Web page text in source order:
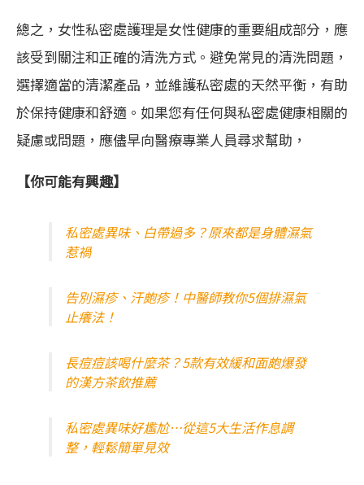
總之，女性私密處護理是女性健康的重要組成部分，應
該受到關注和正確的清洗方式。避免常見的清洗問題，
選擇適當的清潔產品，並維護私密處的天然平衡，有助
於保持健康和舒適。如果您有任何與私密處健康相關的
疑慮或問題，應儘早向醫療專業人員尋求幫助，
【你可能有興趣】
私密處異味、白帶過多？原來都是身體濕氣
惹禍
告別濕疹、汗皰疹！中醫師教你5個排濕氣
止癢法！
長痘痘該喝什麼茶？5款有效緩和面皰爆發
的漢方茶飲推薦
私密處異味好尷尬…從這5大生活作息調
整，輕鬆簡單見效